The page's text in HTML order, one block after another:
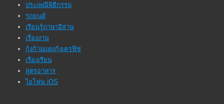
ประเพณีพิธีกรรม
รถยนต์
เรียนรู้ภาษาอีสาน
เรื่องงาน
กุ้งก้ามแดงกุ้งเครฟิช
เรื่องเรียน
สูตรอาหาร
ไอโฟน iOS